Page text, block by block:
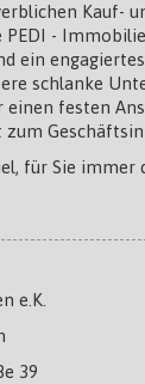
Kauf-
PEDI -
ein
schlanke
einen festen
für Sie immer
e.K.
39